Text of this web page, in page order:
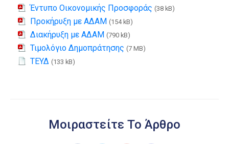
Έντυπο Οικονομικής Προσφοράς (38 kB)
Προκήρυξη με ΑΔΑΜ (154 kB)
Διακήρυξη με ΑΔΑΜ (790 kB)
Τιμολόγιο Δημοπράτησης (7 MB)
ΤΕΥΔ (133 kB)
Μοιραστείτε Το Άρθρο